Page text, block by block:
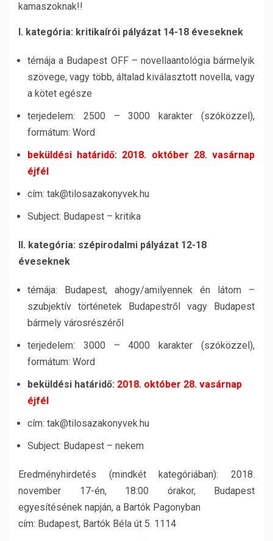
kamaszoknak!!
I. kategória: kritikaírói pályázat 14-18 éveseknek
témája a Budapest OFF – novellaantológia bármelyik
szövege, vagy több, általad kiválasztott novella, vagy
a kötet egésze
terjedelem: 2500 – 3000 karakter (szóközzel),
formátum: Word
beküldési határidő: 2018. október 28. vasárnap
éjfél
cím: tak@tilosazakonyvek.hu
Subject: Budapest – kritika
II. kategória: szépirodalmi pályázat 12-18
éveseknek
témája: Budapest, ahogy/amilyennek én látom –
szubjektív történetek Budapestről vagy Budapest
bármely városrészéről
terjedelem: 3000 – 4000 karakter (szóközzel),
formátum: Word
beküldési határidő: 2018. október 28. vasárnap
éjfél
cím: tak@tilosazakonyvek.hu
Subject: Budapest – nekem
Eredményhirdetés (mindkét kategóriában): 2018.
november 17-én, 18:00 órakor, Budapest
egyesítésének napján, a Bartók Pagonyban
cím: Budapest, Bartók Béla út 5. 1114